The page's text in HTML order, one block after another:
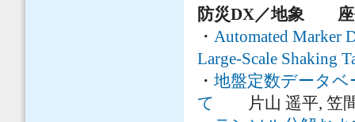
防災DX／地象 座
・ Automated Marker
Large-Scale Shaking
・ 地盤定数データ
て
片山 遥平, 笠